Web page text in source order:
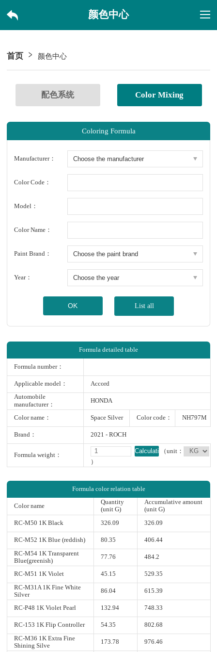
颜色中心
首页 颜色中心
配色系统 Color Mixing
Coloring Formula
Manufacturer：
Color Code：
Model：
Color Name：
Paint Brand：
Year：
OK List all
Formula detailed table
Formula number：
Applicable model：
Accord
Automobile
manufacturer：
HONDA
Color name： Space Silver Color code： NH797M
Brand： 2021 - ROCH
Formula weight：
Calculation（unit：
）
Formula color relation table
Color name
Quantity
(unit G)
Accumulative amount
(unit G)
RC-M50 1K Black
326.09 326.09
RC-M52 1K Blue (reddish) 80.35
406.44
RC-M54 1K Transparent
Blue(greenish)
77.76 484.2
RC-M51 1K Violet 45.15
529.35
RC-M31A 1K Fine White
Silver
86.04 615.39
RC-P48 1K Violet Pearl 132.94 748.33
RC-153 1K Flip Controller 54.35
802.68
RC-M36 1K Extra Fine
Shining Silve
173.78 976.46